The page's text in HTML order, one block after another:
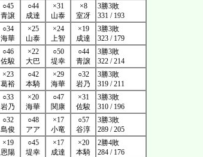
○45
青譲
○44
成達
×31
山泰
×8
室冴
3勝3敗
331 / 193
○34
海華
×25
山泰
×24
上智
×19
成達
3勝3敗
323 / 179
○46
佐駿
×22
大巴
○50
堤幸
○44
青譲
3勝3敗
322 / 214
×23
葛裕
○42
本騎
×29
海華
○32
岩乃
3勝3敗
319 / 211
○33
岩乃
×20
海華
○47
関康
×31
佐駿
3勝3敗
310 / 196
○32
島俊
○48
アア
×17
小竜
○57
谷淳
3勝3敗
289 / 205
×19
恩陽
○45
堤幸
×17
成達
×20
本騎
2勝4敗
284 / 176